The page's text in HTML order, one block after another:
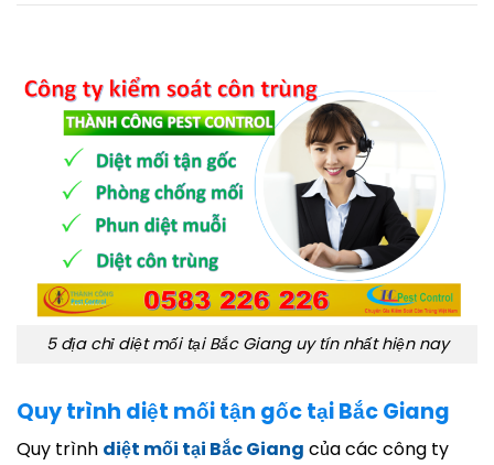
5 địa chỉ diệt mối tại Bắc Giang uy tín nhất hiện nay
Quy trình diệt mối tận gốc tại Bắc Giang
Quy trình diệt mối tại Bắc Giang của các công ty